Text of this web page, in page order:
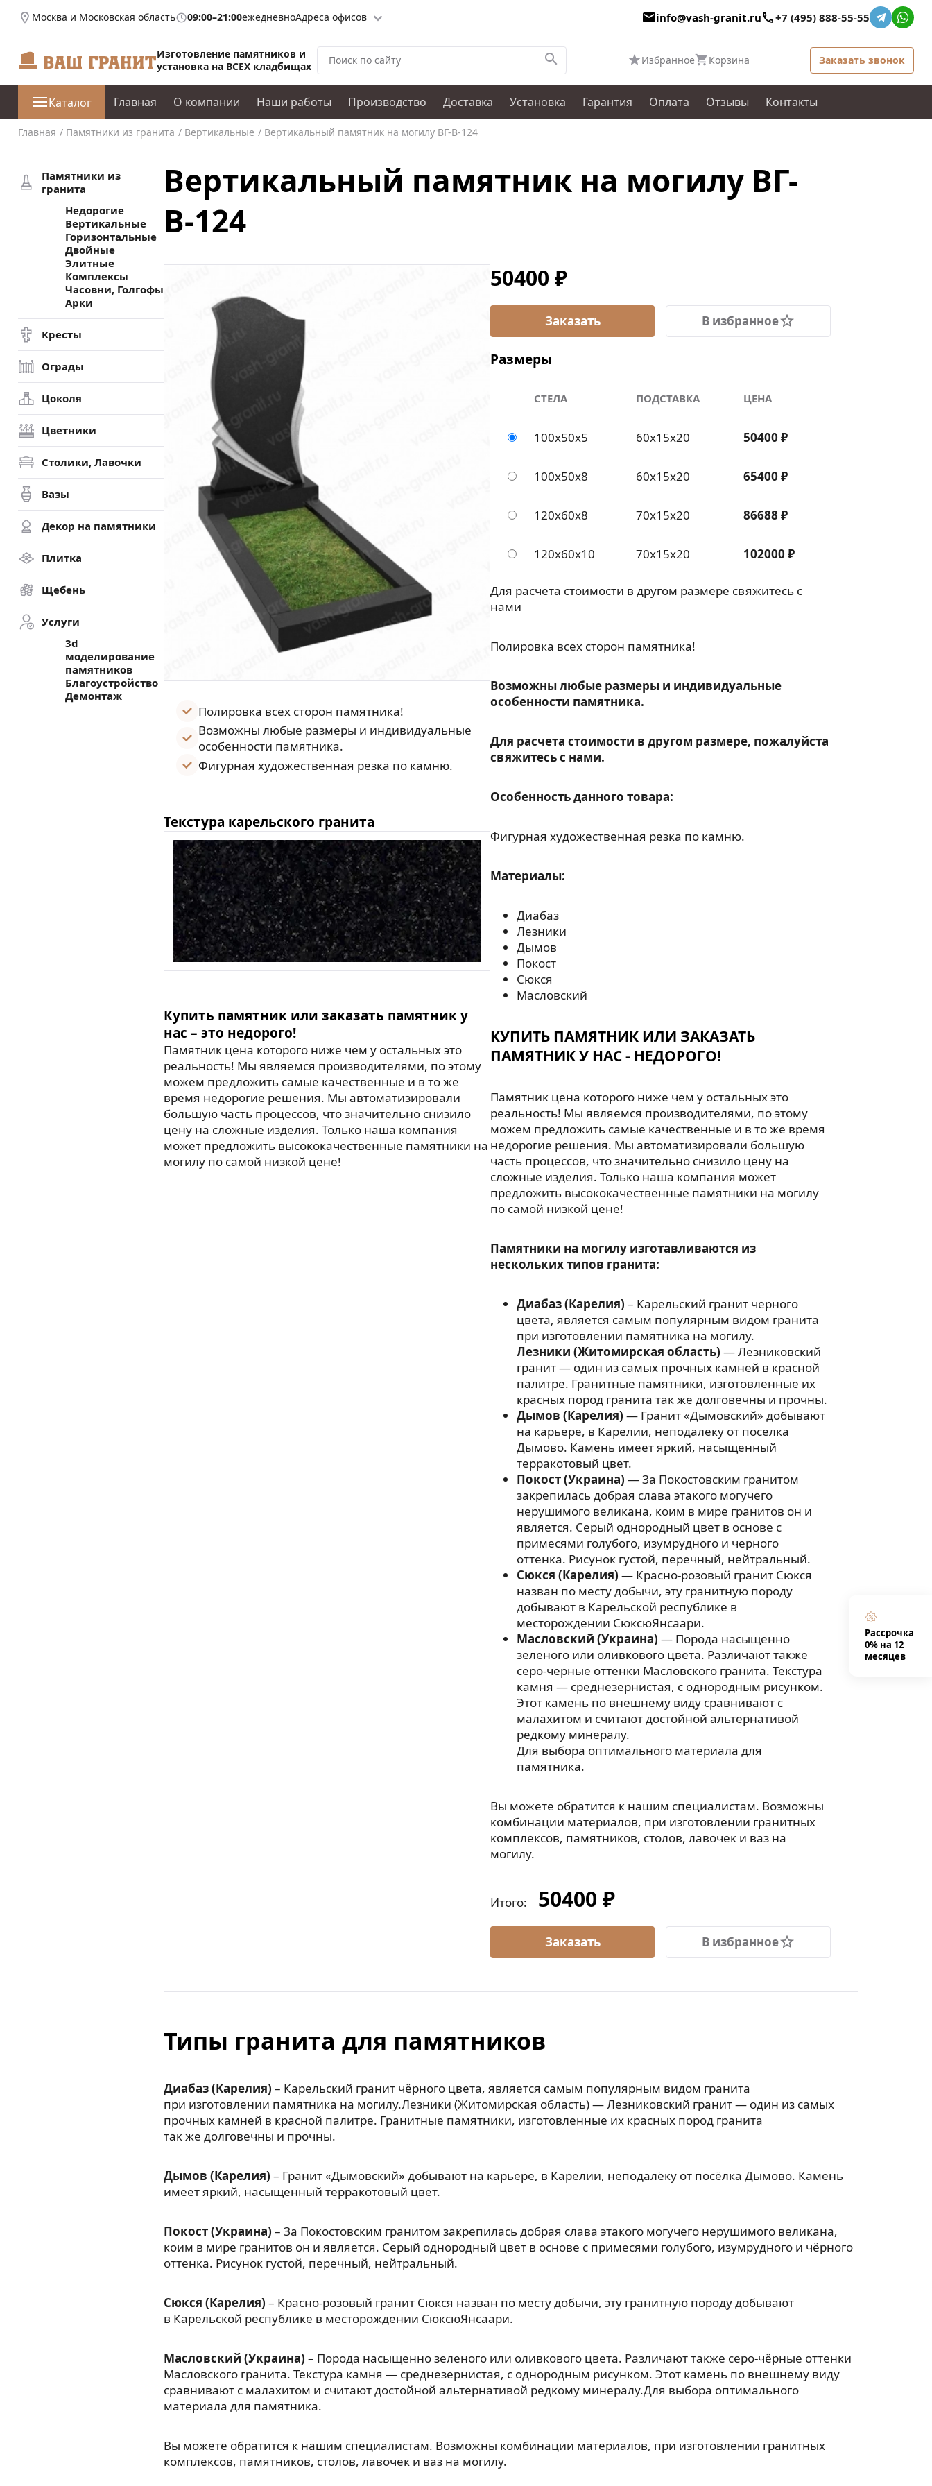
Москва и Московская область 09:00–21:00ежедневноАдреса офисов info@vash-granit.ru +7 (495) 888-55-55
Изготовление памятников и
установка на ВСЕХ кладбищах
Избранное Корзина Заказать звонок
Каталог Главная О компании Наши работы Производство Доставка Установка Гарантия Оплата Отзывы Контакты
Главная Памятники из гранита Вертикальные Вертикальный памятник на могилу ВГ-В-124
Памятники из
гранита
Недорогие
Вертикальные
Горизонтальные
Двойные
Элитные
Комплексы
Часовни, Голгофы
Арки
Кресты
Ограды
Цоколя
Цветники
Столики, Лавочки
Вазы
Декор на памятники
Плитка
Щебень
Услуги
3d
моделирование
памятников
Благоустройство
Демонтаж
Вертикальный памятник на могилу ВГ-
В-124
Полировка всех сторон памятника!
Возможны любые размеры и индивидуальные
особенности памятника.
Фигурная художественная резка по камню.
Текстура карельского гранита
Купить памятник или заказать памятник у
нас – это недорого!
Памятник цена которого ниже чем у остальных это
реальность! Мы являемся производителями, по этому
можем предложить самые качественные и в то же
время недорогие решения. Мы автоматизировали
большую часть процессов, что значительно снизило
цену на сложные изделия. Только наша компания
может предложить высококачественные памятники на
могилу по самой низкой цене!
50400 ₽
В избранное
Размеры
СТЕЛА ПОДСТАВКА ЦЕНА
100x50x5 60х15х20 50400 ₽
100x50x8 60х15х20 65400 ₽
120х60х8 70х15х20 86688 ₽
120х60х10 70х15х20 102000 ₽
Для расчета стоимости в другом размере свяжитесь с
нами
Полировка всех сторон памятника!
Возможны любые размеры и индивидуальные
особенности памятника.
Для расчета стоимости в другом размере, пожалуйста
свяжитесь с нами.
Особенность данного товара:
Фигурная художественная резка по камню.
Материалы:
Диабаз
Лезники
Дымов
Покост
Сюкся
Масловский
КУПИТЬ ПАМЯТНИК ИЛИ ЗАКАЗАТЬ
ПАМЯТНИК У НАС - НЕДОРОГО!
Памятник цена которого ниже чем у остальных это
реальность! Мы являемся производителями, по этому
можем предложить самые качественные и в то же время
недорогие решения. Мы автоматизировали большую
часть процессов, что значительно снизило цену на
сложные изделия. Только наша компания может
предложить высококачественные памятники на могилу
по самой низкой цене!
Памятники на могилу изготавливаются из
нескольких типов гранита:
Диабаз (Карелия) – Карельский гранит черного
цвета, является самым популярным видом гранита
при изготовлении памятника на могилу.
Лезники (Житомирская область) — Лезниковский
гранит — один из самых прочных камней в красной
палитре. Гранитные памятники, изготовленные их
красных пород гранита так же долговечны и прочны.
Дымов (Карелия) — Гранит «Дымовский» добывают
на карьере, в Карелии, неподалеку от поселка
Дымово. Камень имеет яркий, насыщенный
терракотовый цвет.
Покост (Украина) — За Покостовским гранитом
закрепилась добрая слава этакого могучего
нерушимого великана, коим в мире гранитов он и
является. Серый однородный цвет в основе с
примесями голубого, изумрудного и черного
оттенка. Рисунок густой, перечный, нейтральный.
Сюкся (Карелия) — Красно-розовый гранит Сюкся
назван по месту добычи, эту гранитную породу
добывают в Карельской республике в
месторождении СюксюЯнсаари.
Масловский (Украина) — Порода насыщенно
зеленого или оливкового цвета. Различают также
серо-черные оттенки Масловского гранита. Текстура
камня — среднезернистая, с однородным рисунком.
Этот камень по внешнему виду сравнивают с
малахитом и считают достойной альтернативой
редкому минералу.
Для выбора оптимального материала для
памятника.
Вы можете обратится к нашим специалистам. Возможны
комбинации материалов, при изготовлении гранитных
комплексов, памятников, столов, лавочек и ваз на
могилу.
Итого: 50400 ₽
В избранное
Типы гранита для памятников
Диабаз (Карелия) – Карельский гранит чёрного цвета, является самым популярным видом гранита
при изготовлении памятника на могилу.Лезники (Житомирская область) — Лезниковский гранит — один из самых
прочных камней в красной палитре. Гранитные памятники, изготовленные их красных пород гранита
так же долговечны и прочны.
Дымов (Карелия) – Гранит «Дымовский» добывают на карьере, в Карелии, неподалёку от посёлка Дымово. Камень
имеет яркий, насыщенный терракотовый цвет.
Покост (Украина) – За Покостовским гранитом закрепилась добрая слава этакого могучего нерушимого великана,
коим в мире гранитов он и является. Серый однородный цвет в основе с примесями голубого, изумрудного и чёрного
оттенка. Рисунок густой, перечный, нейтральный.
Сюкся (Карелия) – Красно-розовый гранит Сюкся назван по месту добычи, эту гранитную породу добывают
в Карельской республике в месторождении СюксюЯнсаари.
Масловский (Украина) – Порода насыщенно зеленого или оливкового цвета. Различают также серо-чёрные оттенки
Масловского гранита. Текстура камня — среднезернистая, с однородным рисунком. Этот камень по внешнему виду
сравнивают с малахитом и считают достойной альтернативой редкому минералу.Для выбора оптимального
материала для памятника.
Вы можете обратится к нашим специалистам. Возможны комбинации материалов, при изготовлении гранитных
комплексов, памятников, столов, лавочек и ваз на могилу.
Рассрочка
0% на 12
месяцев